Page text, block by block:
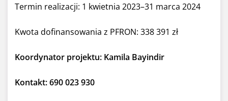
Termin realizacji: 1 kwietnia 2023–31 marca 2024
Kwota dofinansowania z PFRON: 338 391 zł
Koordynator projektu: Kamila Bayindir
Kontakt: 690 023 930